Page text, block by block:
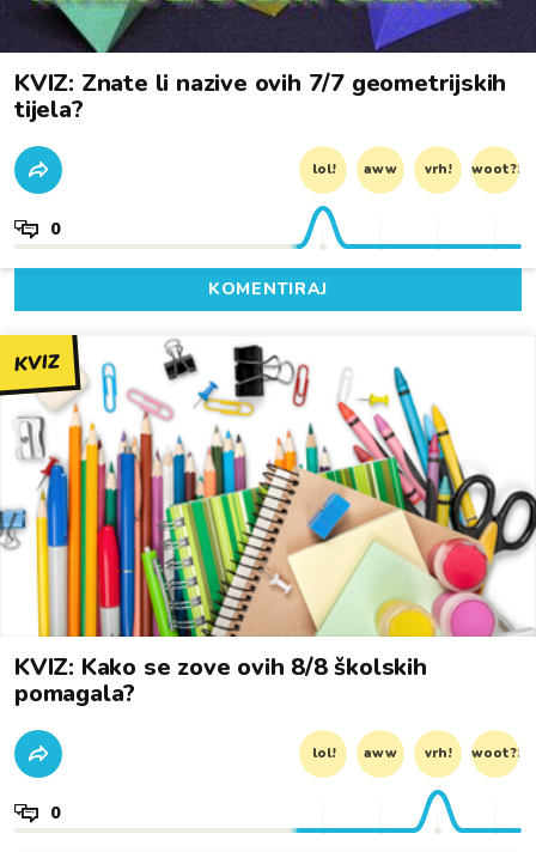
KVIZ: Znate li nazive ovih 7/7 geometrijskih
tijela?
lol! aww vrh! woot?!
0
KOMENTIRAJ
KVIZ
KVIZ: Kako se zove ovih 8/8 školskih
pomagala?
lol! aww vrh! woot?!
0